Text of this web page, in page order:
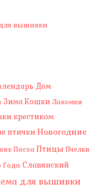
вышивки
Дом
Зима Кошки Лакомки
крестиком
птички Новогодние
Пасха Птицы Пчелки
Года Славянский
для вышивки